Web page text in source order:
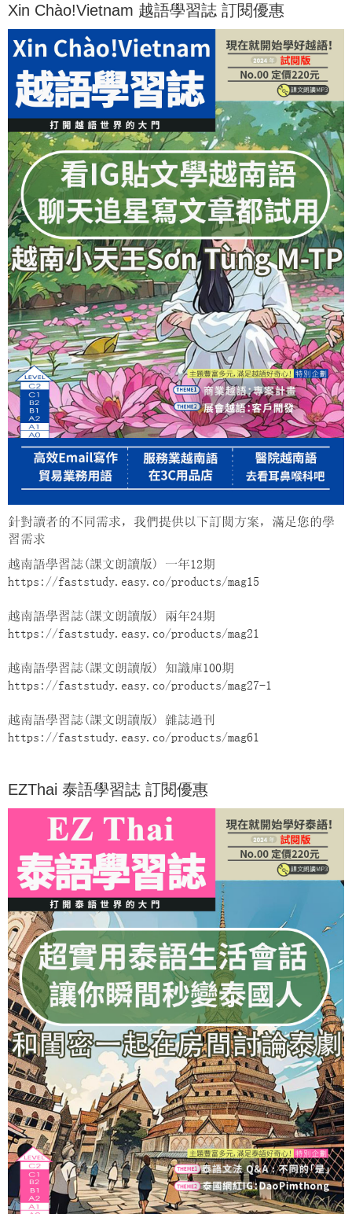
Xin Chào!Vietnam 越語學習誌 訂閱優惠
針對讀者的不同需求，我們提供以下訂閱方案，滿足您的學
習需求
越南語學習誌(課文朗讀版) 一年12期
https://faststudy.easy.co/products/mag15
越南語學習誌(課文朗讀版) 兩年24期
https://faststudy.easy.co/products/mag21
越南語學習誌(課文朗讀版) 知識庫100期
https://faststudy.easy.co/products/mag27-1
越南語學習誌(課文朗讀版) 雜誌過刊
https://faststudy.easy.co/products/mag61
EZThai 泰語學習誌 訂閱優惠